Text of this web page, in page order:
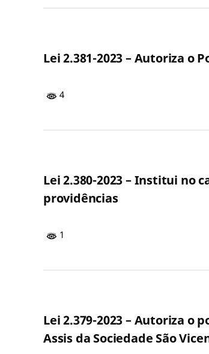
Lei 2.381-2023 – Autoriza o
4
Lei 2.380-2023 – Institui no
providências
1
Lei 2.379-2023 – Autoriza o
Assis da Sociedade São